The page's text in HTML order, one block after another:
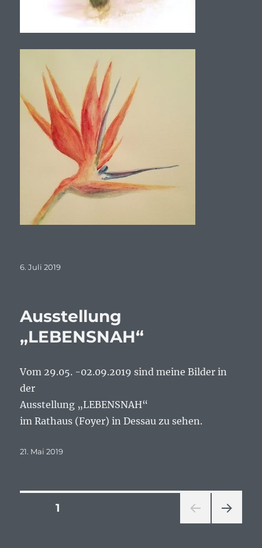
Veröffentlicht
6. Juli 2019
Ausstellung
„LEBENSNAH“
Vom 29.05. -02.09.2019 sind meine Bilder in
der
Ausstellung „LEBENSNAH“
im Rathaus (Foyer) in Dessau zu sehen.
Veröffentlicht
21. Mai 2019
Seitennummerierung
SEITE1